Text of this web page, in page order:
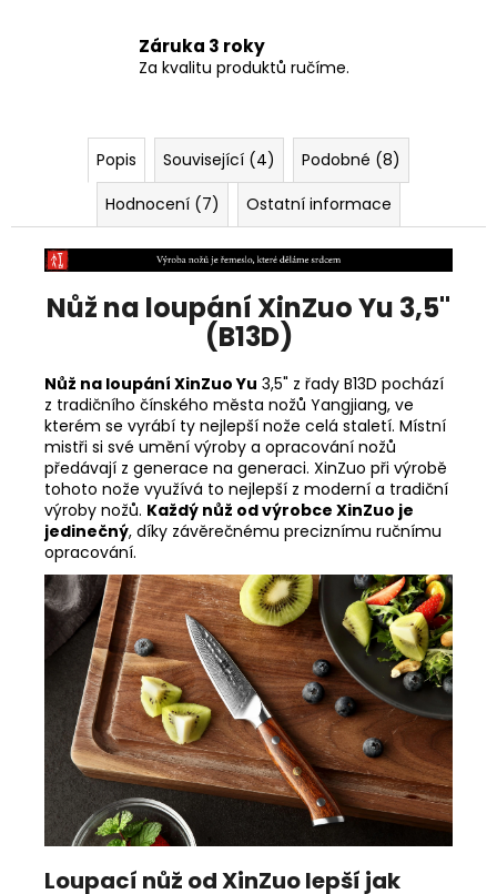
Záruka 3 roky
Za kvalitu produktů ručíme.
Popis Související (4)
Podobné (8)
Hodnocení (7)
Ostatní informace
Nůž na loupání XinZuo Yu 3,5"
(B13D)
Nůž na loupání XinZuo Yu 3,5" z řady B13D pochází
z tradičního čínského města nožů Yangjiang, ve
kterém se vyrábí ty nejlepší nože celá staletí. Místní
mistři si své umění výroby a opracování nožů
předávají z generace na generaci. XinZuo při výrobě
tohoto nože využívá to nejlepší z moderní a tradiční
výroby nožů. Každý nůž od výrobce XinZuo je
jedinečný, díky závěrečnému preciznímu ručnímu
opracování.
Loupací nůž od XinZuo lepší jak